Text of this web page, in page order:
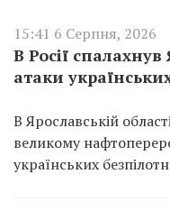
15:41 6 Серпня, 2026
В Росії
атаки
В Ярославській
великому
українських